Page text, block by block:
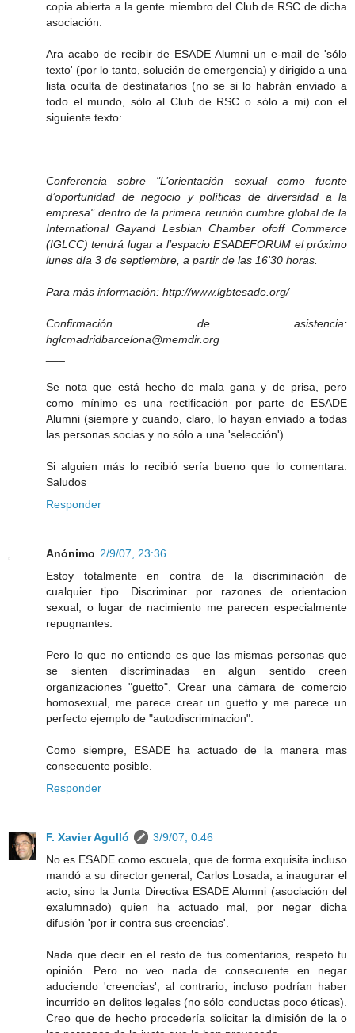
copia abierta a la gente miembro del Club de RSC de dicha
asociación.
Ara acabo de recibir de ESADE Alumni un e-mail de 'sólo
texto' (por lo tanto, solución de emergencia) y dirigido a una
lista oculta de destinatarios (no se si lo habrán enviado a
todo el mundo, sólo al Club de RSC o sólo a mi) con el
siguiente texto:
Conferencia sobre "L’orientación sexual como fuente
d’oportunidad de negocio y políticas de diversidad a la
empresa" dentro de la primera reunión cumbre global de la
International Gayand Lesbian Chamber ofoff Commerce
(IGLCC) tendrá lugar a l’espacio ESADEFORUM el próximo
lunes día 3 de septiembre, a partir de las 16'30 horas.
Para más información: http://www.lgbtesade.org/
Confirmación de asistencia:
hglcmadridbarcelona@memdir.org
Se nota que está hecho de mala gana y de prisa, pero
como mínimo es una rectificación por parte de ESADE
Alumni (siempre y cuando, claro, lo hayan enviado a todas
las personas socias y no sólo a una 'selección').
Si alguien más lo recibió sería bueno que lo comentara.
Saludos
Responder
Anónimo 2/9/07, 23:36
Estoy totalmente en contra de la discriminación de
cualquier tipo. Discriminar por razones de orientacion
sexual, o lugar de nacimiento me parecen especialmente
repugnantes.
Pero lo que no entiendo es que las mismas personas que
se sienten discriminadas en algun sentido creen
organizaciones "guetto". Crear una cámara de comercio
homosexual, me parece crear un guetto y me parece un
perfecto ejemplo de "autodiscriminacion".
Como siempre, ESADE ha actuado de la manera mas
consecuente posible.
Responder
F. Xavier Agulló
3/9/07, 0:46
No es ESADE como escuela, que de forma exquisita incluso
mandó a su director general, Carlos Losada, a inaugurar el
acto, sino la Junta Directiva ESADE Alumni (asociación del
exalumnado) quien ha actuado mal, por negar dicha
difusión 'por ir contra sus creencias'.
Nada que decir en el resto de tus comentarios, respeto tu
opinión. Pero no veo nada de consecuente en negar
aduciendo 'creencias', al contrario, incluso podrían haber
incurrido en delitos legales (no sólo conductas poco éticas).
Creo que de hecho procedería solicitar la dimisión de la o